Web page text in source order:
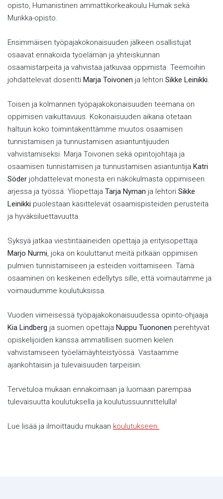
opisto, Humanistinen ammattikorkeakoulu Humak sekä
Murikka-opisto.
Ensimmäisen työpajakokonaisuuden jälkeen osallistujat
osaavat ennakoida työelämän ja yhteiskunnan
osaamistarpeita ja vahvistaa jatkuvaa oppimista. Teemoihin
johdattelevat dosentti Marja Toivonen ja lehtori Sikke Leinikki.
Toisen ja kolmannen työpajakokonaisuuden teemana on
oppimisen vaikuttavuus. Kokonaisuuden aikana otetaan
haltuun koko toimintakenttämme muutos osaamisen
tunnistamisen ja tunnustamisen asiantuntijuuden
vahvistamiseksi. Marja Toivonen sekä opintojohtaja ja
osaamisen tunnistamisen ja tunnustamisen asiantuntija Katri
Söder johdattelevat monesta eri näkökulmasta oppimiseen
arjessa ja työssä. Yliopettaja Tarja Nyman ja lehtori Sikke
Leinikki puolestaan käsittelevät osaamispisteiden perusteita
ja hyväksiluettavuutta.
Syksyä jatkaa viestintäaineiden opettaja ja erityisopettaja
Marjo Nurmi, joka on kouluttanut meitä pitkään oppimisen
pulmien tunnistamiseen ja esteiden voittamiseen. Tämä
osaaminen on keskeinen edellytys sille, että voimautamme ja
voimaudumme koulutuksissa.
Vuoden viimeisessä työpajakokonaisuudessa opinto-ohjaaja
Kia Lindberg ja suomen opettaja Nuppu Tuononen perehtyvät
opiskelijoiden kanssa ammatillisen suomen kielen
vahvistamiseen työelämäyhteistyössä. Vastaamme
ajankohtaisiin ja tulevaisuuden tarpeisiin.
Tervetuloa mukaan ennakoimaan ja luomaan parempaa
tulevaisuutta koulutuksella ja koulutussuunnittelulla!
Lue lisää ja ilmoittaudu mukaan koulutukseen.